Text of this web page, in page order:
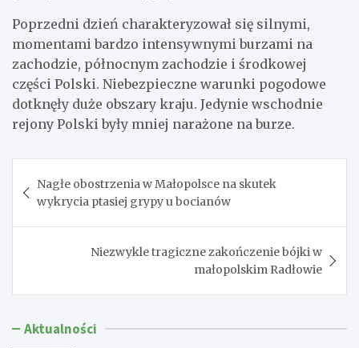
Poprzedni dzień charakteryzował się silnymi,
momentami bardzo intensywnymi burzami na
zachodzie, północnym zachodzie i środkowej
części Polski. Niebezpieczne warunki pogodowe
dotknęły duże obszary kraju. Jedynie wschodnie
rejony Polski były mniej narażone na burze.
wpisu
Nagłe obostrzenia w Małopolsce na skutek
wykrycia ptasiej grypy u bocianów
Niezwykle tragiczne zakończenie bójki w
małopolskim Radłowie
Aktualności